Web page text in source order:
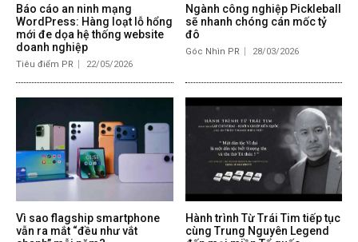
Báo cáo an ninh mạng
WordPress: Hàng loạt lỗ hổng
mới đe dọa hệ thống website
doanh nghiệp
Tiêu điểm PR 22/05/2026
Ngành công nghiệp Pickleball
sẽ nhanh chóng cán mốc tỷ
đô
Góc Nhìn PR 28/03/2026
Vì sao flagship smartphone
vẫn ra mắt “đều như vắt
Hành trình Từ Trái Tim tiếp tục
cùng Trung Nguyên Legend